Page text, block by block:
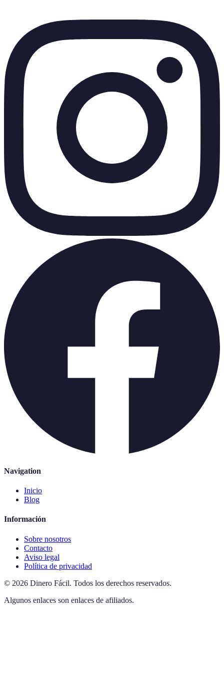
Navigation
Inicio
Blog
Información
Sobre nosotros
Contacto
Aviso legal
Política de privacidad
© 2026 Dinero Fácil. Todos los derechos reservados.
Algunos enlaces son enlaces de afiliados.